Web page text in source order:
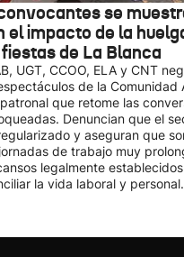
se
impacto de la
de La Blanca
UGT, CCOO, ELA y CNT
de la Comunidad
que retome las
Denuncian que el
y aseguran que
de trabajo muy
legalmente
la vida laboral y personal.